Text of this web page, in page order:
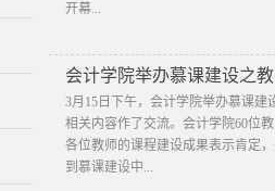
开幕...
会计学院举办慕课建设之
3月15日下午，会计学院举办慕课
相关内容作了交流。会计学院60位
各位教师的课程建设成果表示肯定
到慕课建设中...